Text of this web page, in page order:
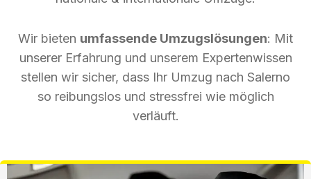
Wir bieten umfassende Umzugslösungen: Mit
unserer Erfahrung und unserem Expertenwissen
stellen wir sicher, dass Ihr Umzug nach Salerno
so reibungslos und stressfrei wie möglich
verläuft.